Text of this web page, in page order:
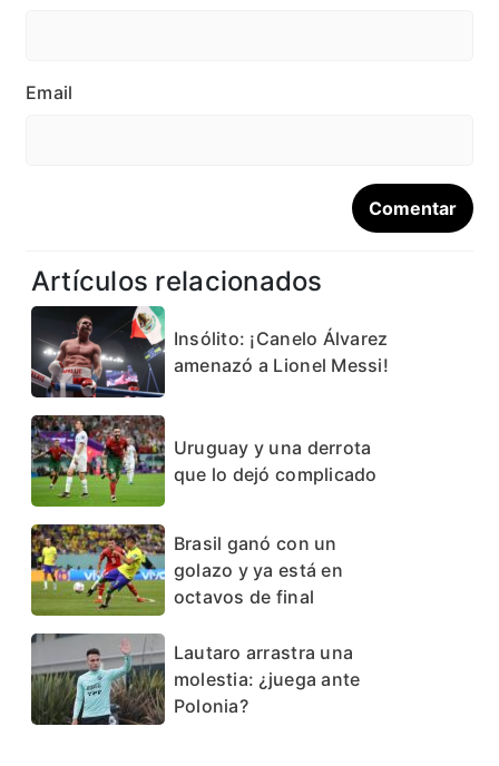
Email
Artículos relacionados
Insólito: ¡Canelo Álvarez
amenazó a Lionel Messi!
Uruguay y una derrota
que lo dejó complicado
Brasil ganó con un
golazo y ya está en
octavos de final
Lautaro arrastra una
molestia: ¿juega ante
Polonia?